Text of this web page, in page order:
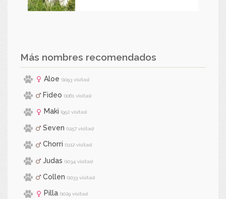
Más nombres recomendados
Aloe (1093 visitas)
Fideo (1061 visitas)
Maki (952 visitas)
Seven (1157 visitas)
Chorri (1112 visitas)
Judas (1034 visitas)
Collen (1033 visitas)
Pilla (1029 visitas)